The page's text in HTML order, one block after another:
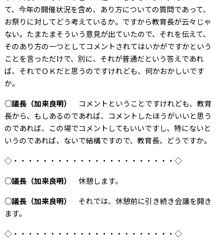
て、今年の開催状況を含め、あり方についての質問であって、
お祭りに対してどう考えているか。ですから教育長が云々じゃ
ない。たまたまそういう意見が出ていたので、それを伝えて、
そのあり方の一つとしてコメントされてはいかがですかという
ことを言っただけで、別に、それが普通だという答えであれ
ば、それでＯＫだと思うのですけれども、何かおかしいです
か。
○議長（加来良明）
コメントということですけれども、教育
長から、もしあるのであれば、コメントしたほうがいいと思う
のであれば、この場でコメントしてもいいですし、特にないと
いうのであれば、ないで結構ですので、教育長、どうですか。
◇・・・・・・・・・・・・・・・・・・・・・・◇
○議長（加来良明） 休憩します。
○議長（加来良明）
それでは、休憩前に引き続き会議を開き
ます。
◇・・・・・・・・・・・・・・・・・・・・・・◇